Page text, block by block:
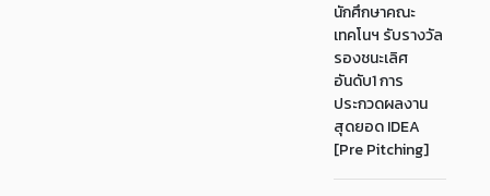
นักศึกษาคณะ
เทคโนฯ รับรางวัล
รองชนะเลิศ
อันดับ1 การ
ประกวดผลงาน
สุดยอด IDEA
[Pre Pitching]